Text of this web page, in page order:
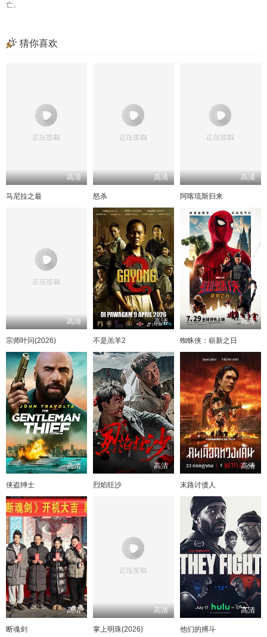
亡。
猜你喜欢
高清
马尼拉之最
高清
怒杀
高清
阿喀琉斯归来
高清
宗师叶问(2026)
高清
不是羔羊2
高清
蜘蛛侠：崭新之日
高清
侠盗绅士
高清
烈焰狂沙
高清
末路讨债人
高清
断魂剑
高清
掌上明珠(2026)
高清
他们的搏斗